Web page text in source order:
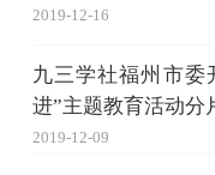
2019-12-16
九三学社福州市委
进”主题教育活动分
2019-12-09